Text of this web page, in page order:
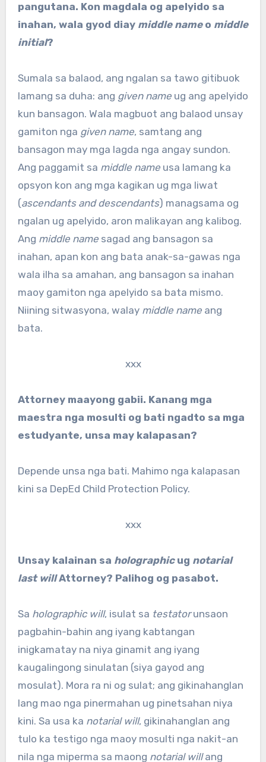
pangutana. Kon magdala og apelyido sa
inahan, wala gyod diay middle nameo middle
initial?
Sumala sa balaod, ang ngalan sa tawo gitibuok
lamang sa duha: ang given nameug ang apelyido
kun bansagon. Wala magbuot ang balaod unsay
gamiton nga given name, samtang ang
bansagon may mga lagda nga angay sundon.
Ang paggamit sa middle nameusa lamang ka
opsyon kon ang mga kagikan ug mga liwat
(ascendants and descendants) managsama og
ngalan ug apelyido, aron malikayan ang kalibog.
Ang middle namesagad ang bansagon sa
inahan, apan kon ang bata anak-sa-gawas nga
wala ilha sa amahan, ang bansagon sa inahan
maoy gamiton nga apelyido sa bata mismo.
Niining sitwasyona, walay middle nameang
bata.
xxx
Attorney maayong gabii. Kanang mga
maestra nga mosulti og bati ngadto sa mga
estudyante, unsa may kalapasan?
Depende unsa nga bati. Mahimo nga kalapasan
kini sa DepEd Child Protection Policy.
xxx
Unsay kalainan sa holographicug notarial
last willAttorney? Palihog og pasabot.
Sa holographic will, isulat sa testatorunsaon
pagbahin-bahin ang iyang kabtangan
inigkamatay na niya ginamit ang iyang
kaugalingong sinulatan (siya gayod ang
mosulat). Mora ra ni og sulat; ang gikinahanglan
lang mao nga pinermahan ug pinetsahan niya
kini. Sa usa ka notarial will, gikinahanglan ang
tulo ka testigo nga maoy mosulti nga nakit-an
nila nga miperma sa maong notarial willang